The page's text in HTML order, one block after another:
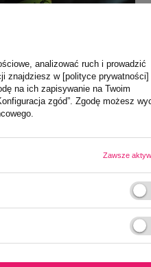
analizować ruch i prowadzić
znajdziesz w [polityce prywatności]
na ich zapisywanie na Twoim
zgód”. Zgodę możesz
Zawsze